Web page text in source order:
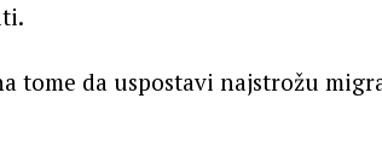
tome da uspostavi najstrožu